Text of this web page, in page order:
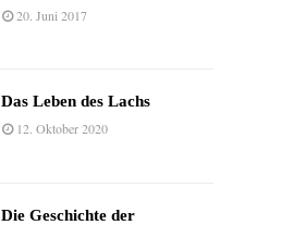
20. Juni 2017
Das Leben des Lachs
12. Oktober 2020
Die Geschichte der